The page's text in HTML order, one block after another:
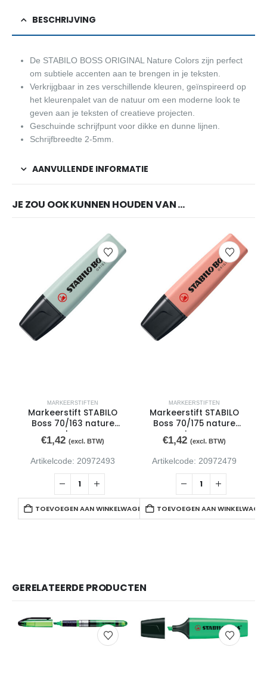
BESCHRIJVING
De STABILO BOSS ORIGINAL Nature Colors zijn perfect
om subtiele accenten aan te brengen in je teksten.
Verkrijgbaar in zes verschillende kleuren, geïnspireerd op
het kleurenpalet van de natuur om een moderne look te
geven aan je teksten of creatieve projecten.
Geschuinde schrijfpunt voor dikke en dunne lijnen.
Schrijfbreedte 2-5mm.
AANVULLENDE INFORMATIE
JE ZOU OOK KUNNEN HOUDEN VAN …
MARKEERSTIFTEN
Markeerstift STABILO
Boss 70/163 nature
aardegroen
€1,42 (excl. BTW)
Artikelcode: 20972493
TOEVOEGEN AAN WINKELWAGEN
MARKEERSTIFTEN
Markeerstift STABILO
Boss 70/175 nature
sienna
€1,42 (excl. BTW)
Artikelcode: 20972479
TOEVOEGEN AAN
GERELATEERDE PRODUCTEN